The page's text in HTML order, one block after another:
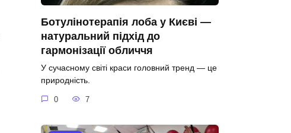
Ботулінотерапія лоба у Києві —
натуральний підхід до
гармонізації обличчя
У сучасному світі краси головний тренд — це
природність.
0 7